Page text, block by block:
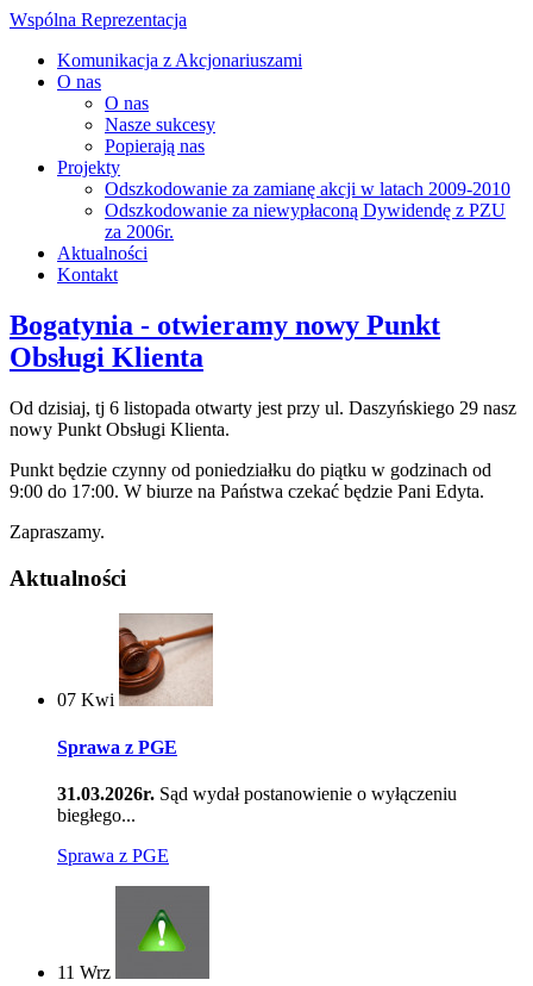
Wspólna Reprezentacja
Komunikacja z Akcjonariuszami
O nas
O nas
Nasze sukcesy
Popierają nas
Projekty
Odszkodowanie za zamianę akcji w latach 2009-2010
Odszkodowanie za niewypłaconą Dywidendę z PZU
za 2006r.
Aktualności
Kontakt
Bogatynia - otwieramy nowy Punkt
Obsługi Klienta
Od dzisiaj, tj 6 listopada otwarty jest przy ul. Daszyńskiego 29 nasz
nowy Punkt Obsługi Klienta.
Punkt będzie czynny od poniedziałku do piątku w godzinach od
9:00 do 17:00. W biurze na Państwa czekać będzie Pani Edyta.
Zapraszamy.
Aktualności
07 Kwi
Sprawa z PGE
31.03.2026r. Sąd wydał postanowienie o wyłączeniu
biegłego...
Sprawa z PGE
11 Wrz